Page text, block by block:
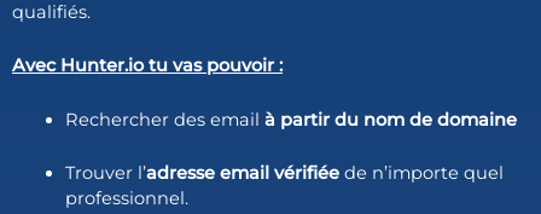
qualifiés.
Avec Hunter.io tu vas pouvoir :
Rechercher des email à partir du nom de domaine
Trouver l’adresse email vérifiéede n’importe quel
professionnel.